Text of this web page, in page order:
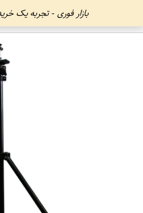
بازار فوری - تجربه یک